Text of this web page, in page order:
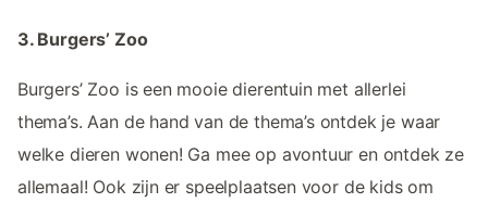
3. Burgers’ Zoo
Burgers’ Zoo is een mooie dierentuin met allerlei
thema’s. Aan de hand van de thema’s ontdek je waar
welke dieren wonen! Ga mee op avontuur en ontdek ze
allemaal! Ook zijn er speelplaatsen voor de kids om